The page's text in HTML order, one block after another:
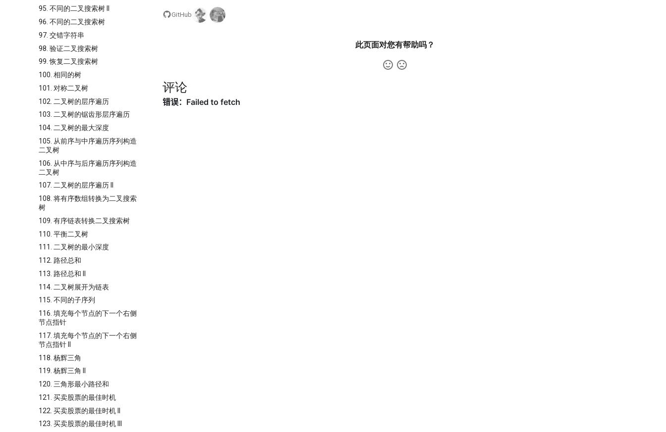
95. 不同的二叉搜索树 II
96. 不同的二叉搜索树
97. 交错字符串
98. 验证二叉搜索树
99. 恢复二叉搜索树
100. 相同的树
101. 对称二叉树
102. 二叉树的层序遍历
103. 二叉树的锯齿形层序遍历
104. 二叉树的最大深度
105. 从前序与中序遍历序列构造
二叉树
106. 从中序与后序遍历序列构造
二叉树
107. 二叉树的层序遍历 II
108. 将有序数组转换为二叉搜索
树
109. 有序链表转换二叉搜索树
110. 平衡二叉树
111. 二叉树的最小深度
112. 路径总和
113. 路径总和 II
114. 二叉树展开为链表
115. 不同的子序列
116. 填充每个节点的下一个右侧
节点指针
117. 填充每个节点的下一个右侧
节点指针 II
118. 杨辉三角
119. 杨辉三角 II
120. 三角形最小路径和
121. 买卖股票的最佳时机
122. 买卖股票的最佳时机 II
123. 买卖股票的最佳时机 III
GitHub
此页面对您有帮助吗？
评论